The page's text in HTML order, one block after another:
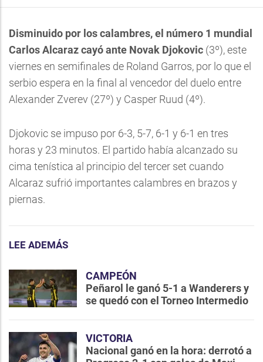
Disminuido por los calambres, el número 1 mundial
Carlos Alcaraz cayó ante Novak Djokovic (3º), este
viernes en semifinales de Roland Garros, por lo que el
serbio espera en la final al vencedor del duelo entre
Alexander Zverev (27º) y Casper Ruud (4º).
Djokovic se impuso por 6-3, 5-7, 6-1 y 6-1 en tres
horas y 23 minutos. El partido había alcanzado su
cima tenística al principio del tercer set cuando
Alcaraz sufrió importantes calambres en brazos y
piernas.
LEE ADEMÁS
CAMPEÓN
Peñarol le ganó 5-1 a Wanderers y
se quedó con el Torneo Intermedio
VICTORIA
Nacional ganó en la hora: derrotó a